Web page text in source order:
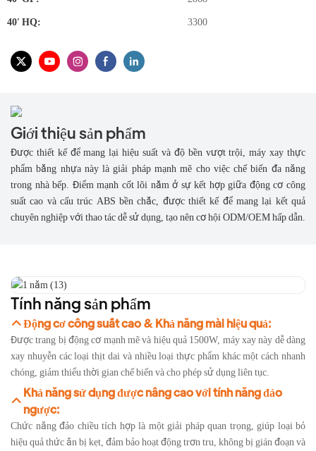
40′ HQ: 3300
Giới thiệu sản phẩm
Được thiết kế để mang lại hiệu suất và độ bền vượt trội, máy xay thực
phẩm bằng nhựa này là giải pháp mạnh mẽ cho việc chế biến đa năng
trong nhà bếp. Điểm mạnh cốt lõi nằm ở sự kết hợp giữa động cơ công
suất cao và cấu trúc ABS bền chắc, được thiết kế để mang lại kết quả
chuyên nghiệp với thao tác dễ sử dụng, tạo nên cơ hội ODM/OEM hấp dẫn.
Tính năng sản phẩm
Động cơ công suất cao & Khả năng mài hiệu quả:
Được trang bị động cơ mạnh mẽ và hiệu quả 1500W, máy xay này dễ dàng
xay nhuyễn các loại thịt dai và nhiều loại thực phẩm khác một cách nhanh
chóng, giảm thiểu thời gian chế biến và cho phép sử dụng liên tục.
Khả năng sử dụng được nâng cao với tính năng đảo
ngược:
Chức năng đảo chiều tích hợp là một giải pháp quan trọng, giúp loại bỏ
hiệu quả thức ăn bị kẹt, đảm bảo hoạt động trơn tru, không bị gián đoạn và